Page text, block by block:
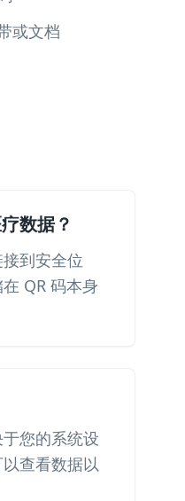
或文档
数据？
到安全位
QR 码本身
您的系统设
查看数据以